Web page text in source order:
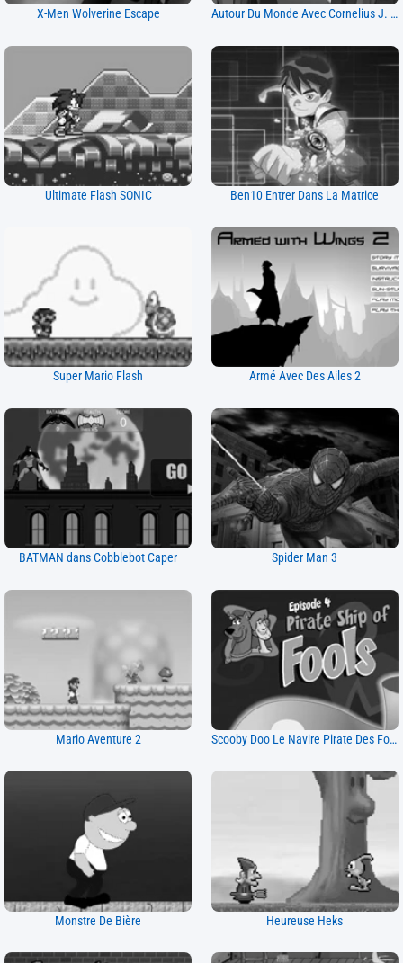
X-Men Wolverine Escape Autour Du Monde Avec Cornelius J. Expedieus
Ultimate Flash SONIC Ben10 Entrer Dans La Matrice
Super Mario Flash Armé Avec Des Ailes 2
BATMAN dans Cobblebot Caper Spider Man 3
Mario Aventure 2 Scooby Doo Le Navire Pirate Des Fous
Monstre De Bière Heureuse Heks